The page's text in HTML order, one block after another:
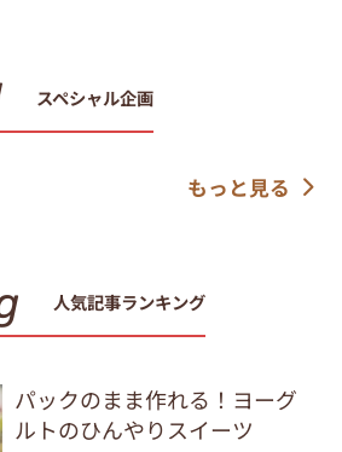
スペシャル企画
もっと見る
人気記事ランキング
パックのまま作れる！ヨーグ
ルトのひんやりスイーツ